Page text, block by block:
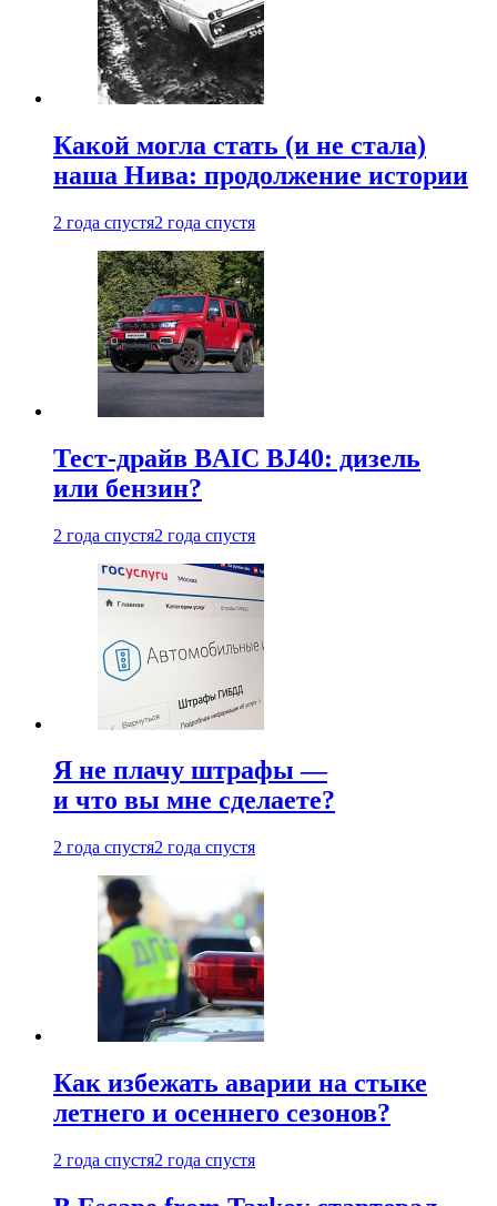
Какой могла стать (и не стала)
наша Нива: продолжение истории
2 года спустя2 года спустя
Тест-драйв BAIC BJ40: дизель
или бензин?
2 года спустя2 года спустя
Я не плачу штрафы —
и что вы мне сделаете?
2 года спустя2 года спустя
Как избежать аварии на стыке
летнего и осеннего сезонов?
2 года спустя2 года спустя